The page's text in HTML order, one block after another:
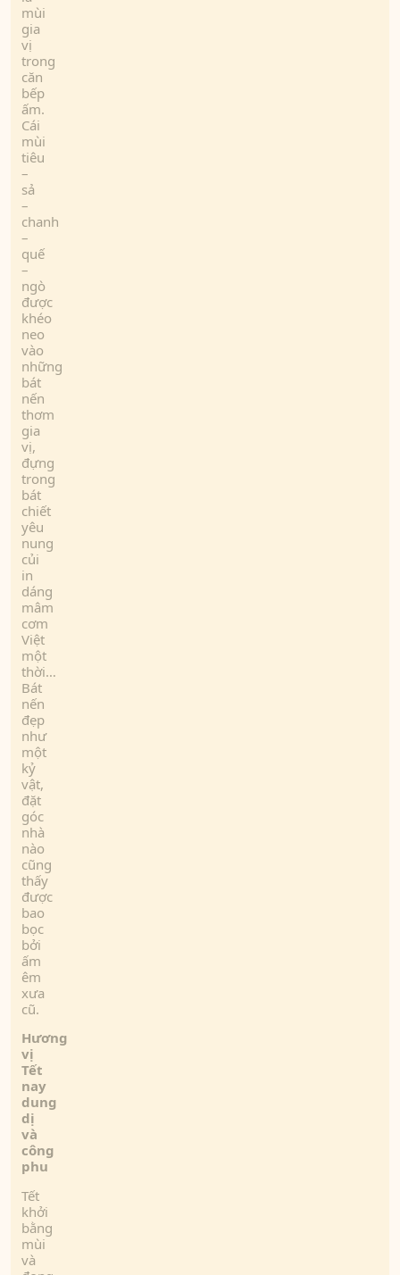
mùi
gia
vị
trong
căn
bếp
ấm.
Cái
mùi
tiêu
–
sả
–
chanh
–
quế
–
ngò
được
khéo
neo
vào
những
bát
nến
thơm
gia
vị,
đựng
trong
bát
chiết
yêu
nung
củi
in
dáng
mâm
cơm
Việt
một
thời…
Bát
nến
đẹp
như
một
kỷ
vật,
đặt
góc
nhà
nào
cũng
thấy
được
bao
bọc
bởi
ấm
êm
xưa
cũ.
Hương
vị
Tết
nay
dung
dị
và
công
phu
Tết
khởi
bằng
mùi
và